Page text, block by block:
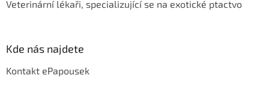
Veterinární lékaři, specializující se na exotické ptactvo
Kde nás najdete
Kontakt ePapousek